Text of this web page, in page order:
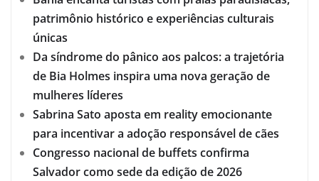
patrimônio histórico e experiências culturais
únicas
Da síndrome do pânico aos palcos: a trajetória
de Bia Holmes inspira uma nova geração de
mulheres líderes
Sabrina Sato aposta em reality emocionante
para incentivar a adoção responsável de cães
Congresso nacional de buffets confirma
Salvador como sede da edição de 2026